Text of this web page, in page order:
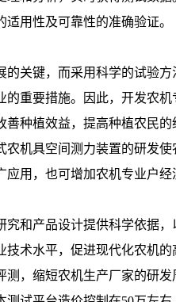
用性及可靠性的准确验证。
关键，而采用科学的试验
重要措施。因此，开发农
种植效益，提高种植农民
机具空间测力装置的研发
用，也可增加农机专业户经
和产品设计提供科学依据
术水平，促进现代化农机
，缩短农机生产厂家的研